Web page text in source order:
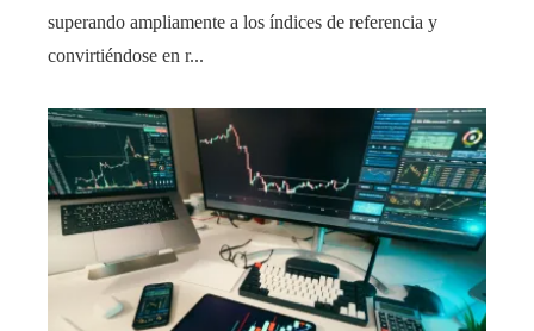
superando ampliamente a los índices de referencia y
convirtiéndose en r...